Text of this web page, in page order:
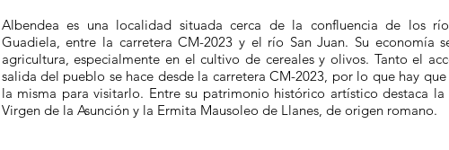
Albendea es una localidad situada cerca de la confluencia de los
Guadiela, entre la carretera CM-2023 y el río San Juan. Su economía
agricultura, especialmente en el cultivo de cereales y olivos. Tanto el
salida del pueblo se hace desde la carretera CM-2023, por lo que hay que
la misma para visitarlo. Entre su patrimonio histórico artístico destaca la
Virgen de la Asunción y la Ermita Mausoleo de Llanes, de origen romano.